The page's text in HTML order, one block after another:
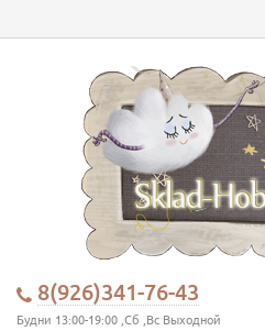
8(926)341-76-43
Будни 13:00-19:00 ,Сб ,Вс Выходной